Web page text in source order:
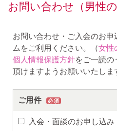
お問い合わせ（男性の
お問い合わせ・ご入会のお
ムをご利用ください。（女性
個人情報保護方針をご一読の
頂けますようお願いいたしま
ご用件 必須
入会・面談のお申し込み